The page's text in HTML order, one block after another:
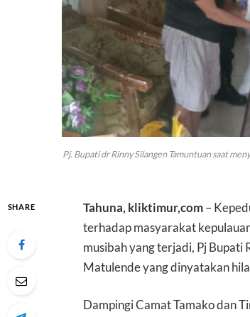
Pj. Bupati dr Rinny Silangen Tamuntuan saat
SHARE Tahuna, kliktimur,com –
terhadap masyarakat
musibah yang terjadi, Pj Bupati
Matulende yang dinyatakan
Dampingi Camat Tamako dan